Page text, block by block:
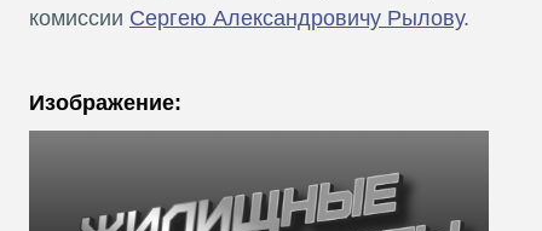
комиссии Сергею Александровичу Рылову.
Изображение: